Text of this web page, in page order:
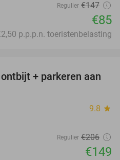
Regulier €147
€85
p.p.p.n. toeristenbelasting
28%
+ parkeren aan
9.8 star
Regulier €206
€149